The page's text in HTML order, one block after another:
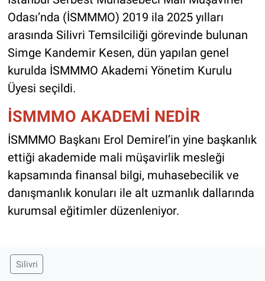
Odası’nda (İSMMMO) 2019 ila 2025 yılları
arasında Silivri Temsilciliği görevinde bulunan
Simge Kandemir Kesen, dün yapılan genel
kurulda İSMMMO Akademi Yönetim Kurulu
Üyesi seçildi.
İSMMMO AKADEMİ NEDİR
İSMMMO Başkanı Erol Demirel’in yine başkanlık
ettiği akademide mali müşavirlik mesleği
kapsamında finansal bilgi, muhasebecilik ve
danışmanlık konuları ile alt uzmanlık dallarında
kurumsal eğitimler düzenleniyor.
Silivri